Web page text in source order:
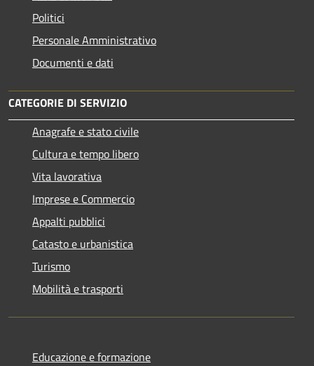
Politici
Personale Amministrativo
Documenti e dati
CATEGORIE DI SERVIZIO
Anagrafe e stato civile
Cultura e tempo libero
Vita lavorativa
Imprese e Commercio
Appalti pubblici
Catasto e urbanistica
Turismo
Mobilità e trasporti
Educazione e formazione